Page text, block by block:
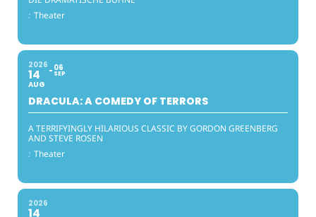
: Theater
2026
14
AUG
06
SEP
DRACULA: A COMEDY OF TERRORS
A TERRIFYINGLY HILARIOUS CLASSIC BY GORDON GREENBERG
AND STEVE ROSEN
: Theater
2026
14